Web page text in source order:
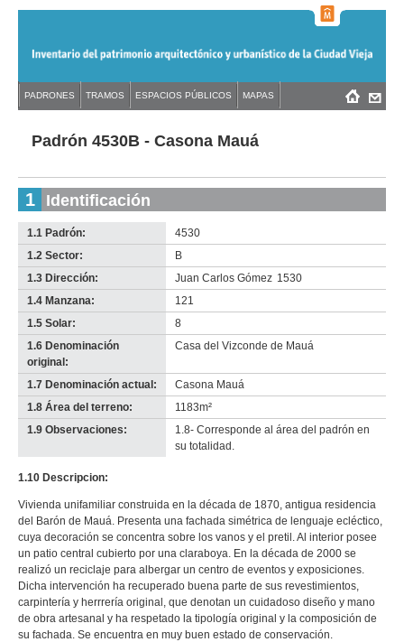
navigation
Back
topPadrón 4530B - Casona Mauá
1 Identificación
1.1 Padrón:
4530
1.2 Sector:
B
1.3 Dirección:
Juan Carlos Gómez 1530
1.4 Manzana:
121
1.5 Solar:
8
1.6 Denominación
original:
Casa del Vizconde de Mauá
1.7 Denominación actual:
Casona Mauá
1.8 Área del terreno:
1183m²
1.9 Observaciones:
1.8- Corresponde al área del padrón en
su totalidad.
1.10 Descripcion:
Vivienda unifamiliar construida en la década de 1870, antigua residencia
del Barón de Mauá. Presenta una fachada simétrica de lenguaje ecléctico,
cuya decoración se concentra sobre los vanos y el pretil. Al interior posee
un patio central cubierto por una claraboya. En la década de 2000 se
realizó un reciclaje para albergar un centro de eventos y exposiciones.
Dicha intervención ha recuperado buena parte de sus revestimientos,
carpintería y herrrería original, que denotan un cuidadoso diseño y mano
de obra artesanal y ha respetado la tipología original y la composición de
su fachada. Se encuentra en muy buen estado de conservación.
Back
to Menú
PADRONES TRAMOS ESPACIOS PÚBLICOS MAPAS